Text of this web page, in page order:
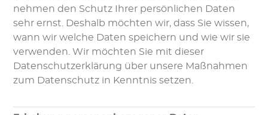
nehmen den Schutz Ihrer persönlichen Daten
sehr ernst. Deshalb möchten wir, dass Sie wissen,
wann wir welche Daten speichern und wie wir sie
verwenden. Wir möchten Sie mit dieser
Datenschutzerklärung über unsere Maßnahmen
zum Datenschutz in Kenntnis setzen.